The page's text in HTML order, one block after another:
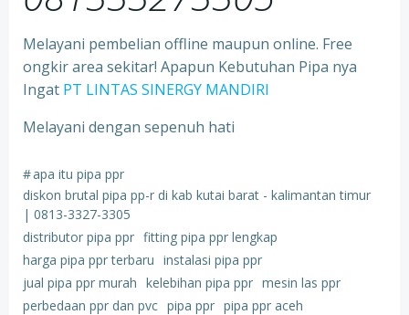
Melayani pembelian offline maupun online. Free
ongkir area sekitar! Apapun Kebutuhan Pipa nya
Ingat PT LINTAS SINERGY MANDIRI
Melayani dengan sepenuh hati
#apa itu pipa ppr
diskon brutal pipa pp-r di kab kutai barat - kalimantan timur
| 0813-3327-3305
distributor pipa ppr fitting pipa ppr lengkap
harga pipa ppr terbaru instalasi pipa ppr
jual pipa ppr murah kelebihan pipa ppr mesin las ppr
perbedaan ppr dan pvc pipa ppr pipa ppr aceh